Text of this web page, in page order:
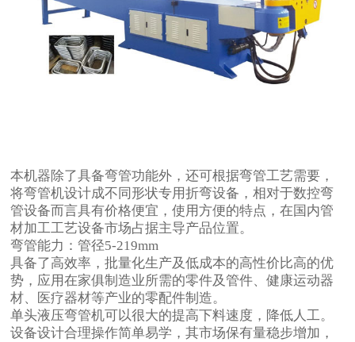
本机器除了具备弯管功能外，还可根据弯管工艺需要，
将弯管机设计成不同形状专用折弯设备，相对于数控弯
管设备而言具有价格便宜，使用方便的特点，在国内管
材加工工艺设备市场占据主导产品位置。
弯管能力：管径5-219mm
具备了高效率，批量化生产及低成本的高性价比高的优
势，应用在家俱制造业所需的零件及管件、健康运动器
材、医疗器材等产业的零配件制造。
单头液压弯管机可以很大的提高下料速度，降低人工。
设备设计合理操作简单易学，其市场保有量稳步增加，